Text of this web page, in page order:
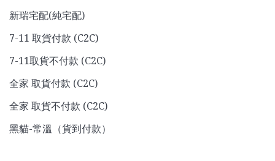
新瑞宅配(純宅配)
7-11 取貨付款 (C2C)
7-11取貨不付款 (C2C)
全家 取貨付款 (C2C)
全家 取貨不付款 (C2C)
黑貓-常溫（貨到付款）